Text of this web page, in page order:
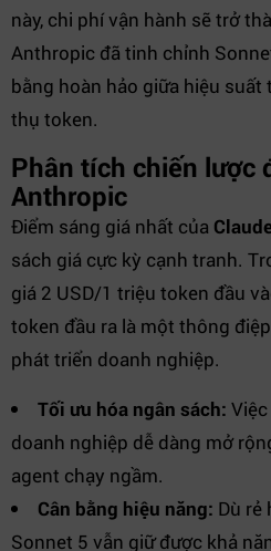
này, chi phí vận hành sẽ trở
Anthropic đã tinh chỉnh
bằng hoàn hảo giữa hiệu
thụ token.
Phân tích chiến lược
Anthropic
Điểm sáng giá nhất của
sách giá cực kỳ cạnh tranh.
giá 2 USD/1 triệu token đầu
token đầu ra là một thông
phát triển doanh nghiệp.
Tối ưu hóa ngân sách:
doanh nghiệp dễ dàng mở
agent chạy ngầm.
Cân bằng hiệu năng: Dù rẻ
Sonnet 5 vẫn giữ được khả